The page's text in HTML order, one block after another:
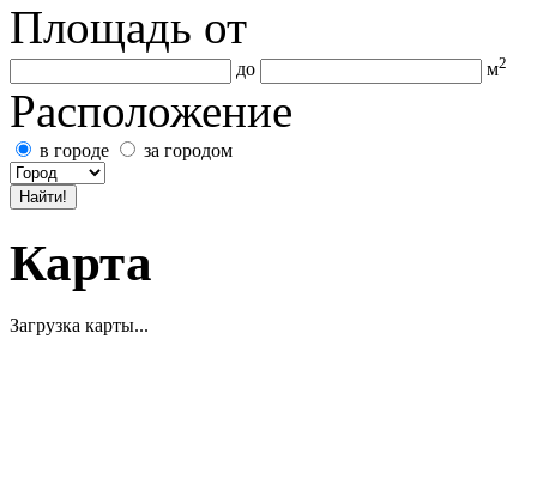
Площадь от
до м2
Расположение
в городе за городом
Карта
Загрузка карты...